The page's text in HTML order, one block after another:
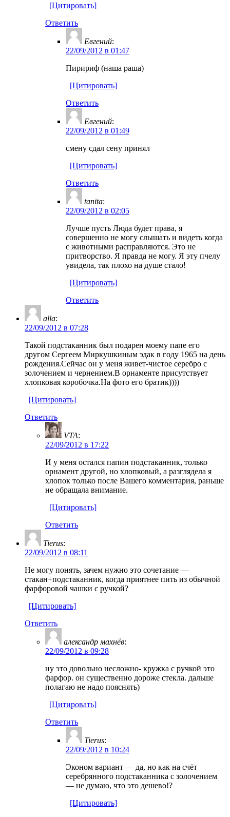
[Цитировать]
Ответить
Евгений:
22/09/2012 в 01:47
Пиририф (наша раша)
[Цитировать]
Ответить
Евгений:
22/09/2012 в 01:49
смену сдал сену принял
[Цитировать]
Ответить
tanita:
22/09/2012 в 02:05
Лучше пусть Люда будет права, я
совершенно не могу слышать и видеть когда
с животными расправляются. Это не
притворство. Я правда не могу. Я эту пчелу
увидела, так плохо на душе стало!
[Цитировать]
Ответить
alla:
22/09/2012 в 07:28
Такой подстаканник был подарен моему папе его
другом Сергеем Миркушкиным эдак в году 1965 на день
рождения.Сейчас он у меня живет-чистое серебро с
золочением и чернением.В орнаменте присутствует
хлопковая коробочка.На фото его братик))))
[Цитировать]
Ответить
VTA:
22/09/2012 в 17:22
И у меня остался папин подстаканник, только
орнамент другой, но хлопковый, а разглядела я
хлопок только после Вашего комментария, раньше
не обращала внимание.
[Цитировать]
Ответить
Tierus:
22/09/2012 в 08:11
Не могу понять, зачем нужно это сочетание —
стакан+подстаканник, когда приятнее пить из обычной
фарфоровой чашки с ручкой?
[Цитировать]
Ответить
александр махнёв:
22/09/2012 в 09:28
ну это довольно несложно- кружка с ручкой это
фарфор. он существенно дороже стекла. дальше
полагаю не надо пояснять)
[Цитировать]
Ответить
Tierus:
22/09/2012 в 10:24
Эконом вариант — да, но как на счёт
серебрянного подстаканника с золочением
— не думаю, что это дешево!?
[Цитировать]